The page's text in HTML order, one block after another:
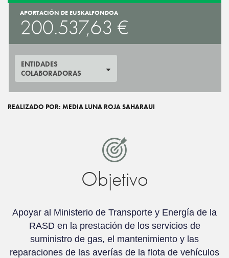
APORTACIÓN DE EUSKALFONDOA
200.537,63 €
ENTIDADES
COLABORADORAS
REALIZADO POR: MEDIA LUNA ROJA SAHARAUI
Objetivo
Apoyar al Ministerio de Transporte y Energía de la
RASD en la prestación de los servicios de
suministro de gas, el mantenimiento y las
reparaciones de las averías de la flota de vehículos